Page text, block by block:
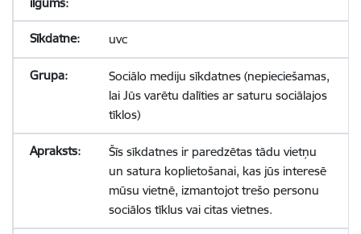
uvc
Sociālo mediju sīkdatnes (nepieciešamas,
lai Jūs varētu dalīties ar saturu sociālajos
tīklos)
Šīs sīkdatnes ir paredzētas tādu vietņu
un satura koplietošanai, kas jūs interesē
mūsu vietnē, izmantojot trešo personu
sociālos tīklus vai citas vietnes.